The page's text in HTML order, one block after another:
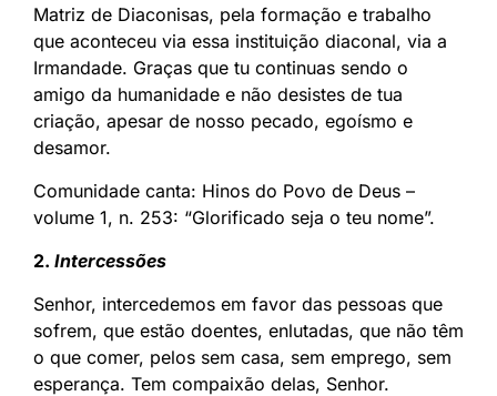
Matriz de Diaconisas, pela formação e trabalho
que aconteceu via essa instituição diaconal, via a
Irmandade. Graças que tu continuas sendo o
amigo da humanidade e não desistes de tua
criação, apesar de nosso pecado, egoísmo e
desamor.
Comunidade canta: Hinos do Povo de Deus –
volume 1, n. 253: “Glorificado seja o teu nome”.
2. Intercessões
Senhor, intercedemos em favor das pessoas que
sofrem, que estão doentes, enlutadas, que não têm
o que comer, pelos sem casa, sem emprego, sem
esperança. Tem compaixão delas, Senhor.